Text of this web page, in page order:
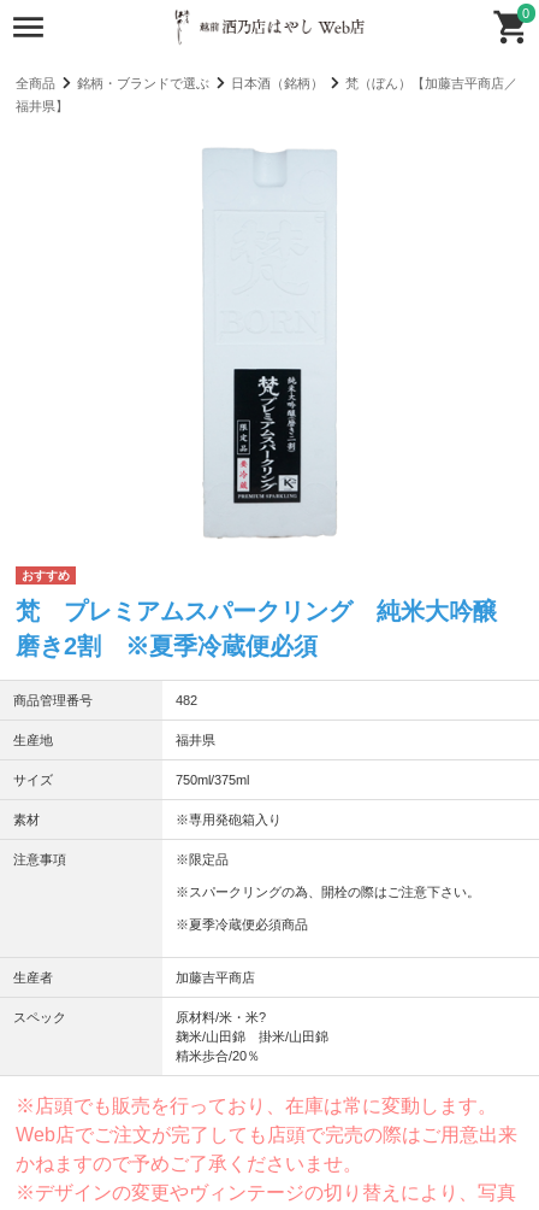
0
全商品 銘柄・ブランドで選ぶ 日本酒（銘柄）
梵（ぼん）【加藤吉平商店／
福井県】
梵 プレミアムスパークリング 純米大吟醸
磨き2割 ※夏季冷蔵便必須
商品管理番号 482
生産地 福井県
サイズ 750ml/375ml
素材 ※専用発砲箱入り
注意事項 ※限定品
※スパークリングの為、開栓の際はご注意下さい。
※夏季冷蔵便必須商品
生産者 加藤吉平商店
スペック
原材料/米・米?
麹米/山田錦 掛米/山田錦
精米歩合/20％
※店頭でも販売を行っており、在庫は常に変動します。
Web店でご注文が完了しても店頭で完売の際はご用意出来
かねますので予めご了承くださいませ。
※デザインの変更やヴィンテージの切り替えにより、写真